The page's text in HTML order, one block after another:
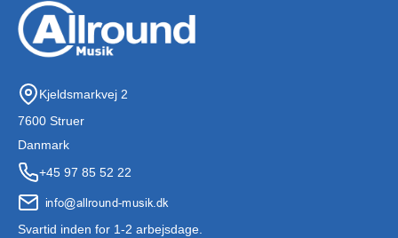
Kjeldsmarkvej 2
7600 Struer
Danmark
+45 97 85 52 22
Svartid inden for 1-2 arbejsdage.